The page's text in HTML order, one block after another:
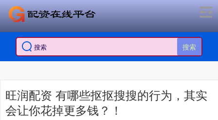
搜索
旺润配资 有哪些抠抠搜搜的行为，其实
会让你花掉更多钱？！